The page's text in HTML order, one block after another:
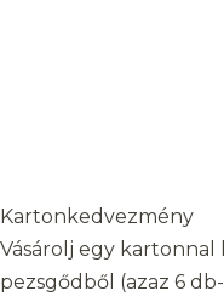
Kartonkedvezmény
Vásárolj egy
pezsgődből (azaz 6